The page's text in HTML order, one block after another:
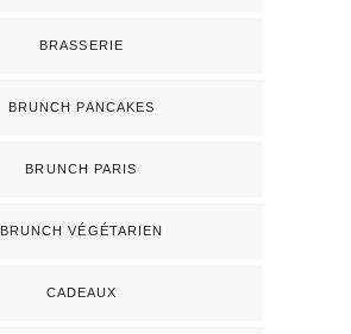
BRASSERIE
BRUNCH PANCAKES
BRUNCH PARIS
BRUNCH VÉGÉTARIEN
CADEAUX